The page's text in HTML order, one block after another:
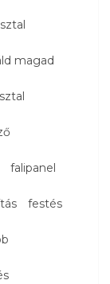
magad
falipanel
festés